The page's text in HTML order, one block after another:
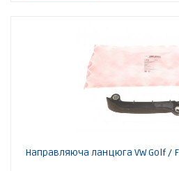
Направляюча ланцюга VW Golf /